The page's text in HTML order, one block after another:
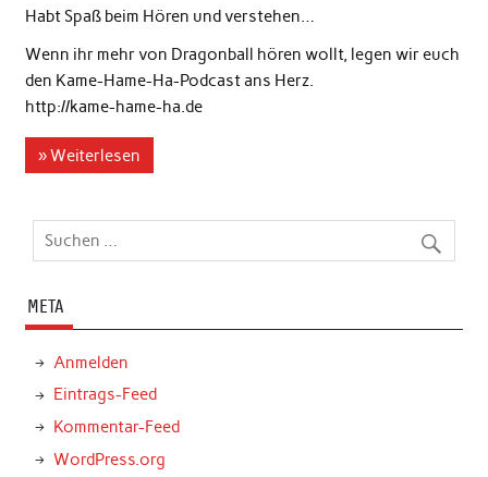
Habt Spaß beim Hören und verstehen…
Wenn ihr mehr von Dragonball hören wollt, legen wir euch
den Kame-Hame-Ha-Podcast ans Herz.
http://kame-hame-ha.de
» Weiterlesen
META
Anmelden
Eintrags-Feed
Kommentar-Feed
WordPress.org